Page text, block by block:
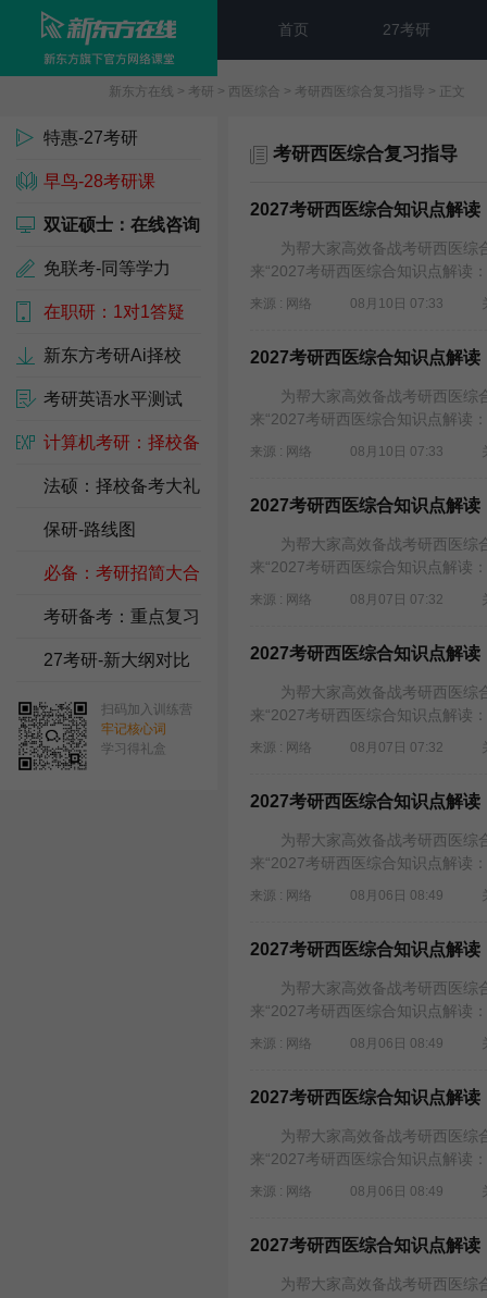
首页 27考研
新东方在线 > 考研 > 西医综合 > 考研西医综合复习指导 > 正文
特惠-27考研
早鸟-28考研课
双证硕士：在线咨询
免联考-同等学力
在职研：1对1答疑
新东方考研Ai择校
考研英语水平测试
计算机考研：择校备
考包
法硕：择校备考大礼
包
保研-路线图
必备：考研招简大合
集
考研备考：重点复习
资料
27考研-新大纲对比
扫码加入训练营
牢记核心词
学习得礼盒
考研西医综合复习指导
2027考研西医综合知识点解
为帮大家高效备战考研西医综
来“2027考研西医综合知识点解读
来源 : 网络 08月10日 07:33
2027考研西医综合知识点解读
为帮大家高效备战考研西医综
来“2027考研西医综合知识点解读
来源 : 网络 08月10日 07:33
2027考研西医综合知识点解
为帮大家高效备战考研西医综
来“2027考研西医综合知识点解读
来源 : 网络 08月07日 07:32
2027考研西医综合知识点解
为帮大家高效备战考研西医综
来“2027考研西医综合知识点解读
来源 : 网络 08月07日 07:32
2027考研西医综合知识点解
为帮大家高效备战考研西医综
来“2027考研西医综合知识点解读
来源 : 网络 08月06日 08:49
2027考研西医综合知识点解
为帮大家高效备战考研西医综
来“2027考研西医综合知识点解读
来源 : 网络 08月06日 08:49
2027考研西医综合知识点解
为帮大家高效备战考研西医综
来“2027考研西医综合知识点解读
来源 : 网络 08月06日 08:49
2027考研西医综合知识点解
为帮大家高效备战考研西医综